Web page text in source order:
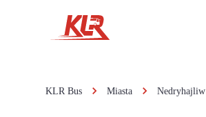
KLR Bus Miasta Nedryhajliw